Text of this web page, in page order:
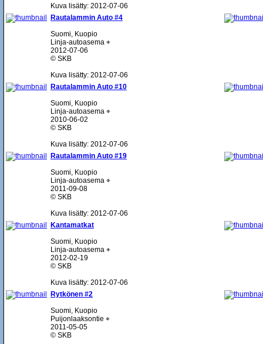
Kuva lisätty: 2012-07-06
Rautalammin Auto #4
Suomi, Kuopio
Linja-autoasema ⌖
2012-07-06
© SKB
Kuva lisätty: 2012-07-06
Rautalammin Auto #10
Suomi, Kuopio
Linja-autoasema ⌖
2010-06-02
© SKB
Kuva lisätty: 2012-07-06
Rautalammin Auto #19
Suomi, Kuopio
Linja-autoasema ⌖
2011-09-08
© SKB
Kuva lisätty: 2012-07-06
Kantamatkat
Suomi, Kuopio
Linja-autoasema ⌖
2012-02-19
© SKB
Kuva lisätty: 2012-07-06
Rytkönen #2
Suomi, Kuopio
Puijonlaaksontie ⌖
2011-05-05
© SKB